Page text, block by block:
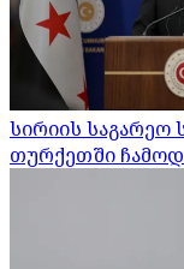
სირიის საგარეო
თურქეთში